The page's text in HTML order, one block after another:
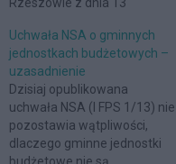
SA/Rz 968/12. W
przedmiotowym,
korzystnym dla gmin
orzeczeniu, WSA uznał, iż
gmina organizując system
gospodarowania odpadami
komunalnymi nie działa jako
Uchwała NSA o gminnych
jednostkach budżetowych –
uzasadnienie
Dzisiaj opublikowana
uchwała NSA (I FPS 1/13) nie
pozostawia wątpliwości,
dlaczego gminne jednostki